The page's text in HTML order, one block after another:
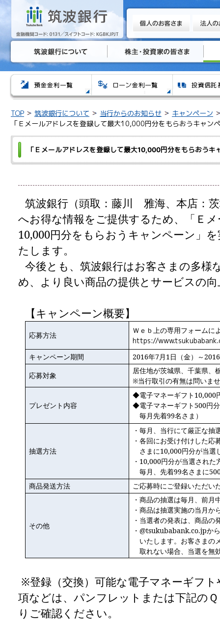
TOP 筑波銀行について 当行からのお知らせ
キャンペーン
「Ｅメールアドレスを登録して最大10,000円分をもらおうキャン
「Ｅメールアドレスを登録して最大10,000円分をもらおうキ
筑波銀行（頭取：藤川 雅海、本店：
へお得な情報をご提供するため、「Ｅ
10,000円分をもらおうキャンペーン」
たします。
今後とも、筑波銀行はお客さまの多様
め、より良い商品の提供とサービスの
【キャンペーン概要】
応募方法
Ｗｅｂ上の専用フォームに
https://
キャンペーン期間
2016年7月1日（金）～
応募対象
居住地が茨城県、千葉県、
※当行取引の有無は問いま
プレゼント内容
◆電子マネーギフト10,000
◆電子マネーギフト500円
毎月先着99名さま）
抽選方法
・毎月、当行にて厳正な抽
・各回にお受け付けした
さまに10,000円分が当選
・10,000円分が当選され
毎月、先着99名さまに
商品発送方法
ご応募時にご登録いただい
その他
・商品の抽選は毎月、前
・商品は抽選実施の当月
・当選者の発表は、商品
・@tsukubabank.co.jpか
いたします。お客さまの
取れない場合、当選を無
※登録（交換）可能な電子マネーギフ
項などは、パンフレットまたは下記の
りご確認ください。